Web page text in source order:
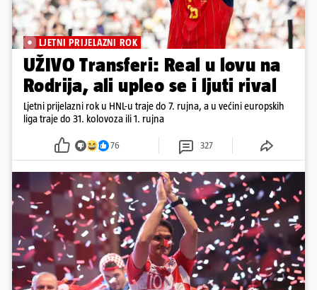
LJETNI PRIJELAZNI ROK
UŽIVO Transferi: Real u lovu na
Rodrija, ali upleo se i ljuti rival
Ljetni prijelazni rok u HNL-u traje do 7. rujna, a u većini europskih
liga traje do 31. kolovoza ili 1. rujna
76 327